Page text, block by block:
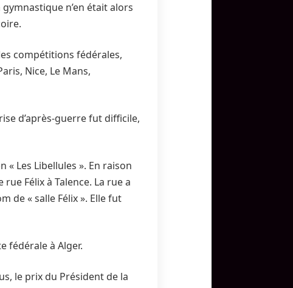
n’en était alors
compétitions fédérales,
Nice, Le Mans,
d’après-guerre fut difficile,
Les Libellules ». En raison
Félix à Talence. La rue a
de « salle Félix ». Elle fut
fédérale à Alger.
le prix du Président de la